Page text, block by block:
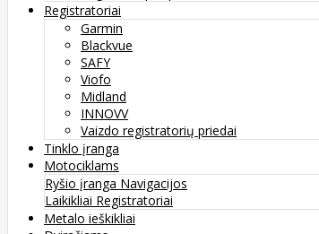
Registratoriai
Garmin
Blackvue
SAFY
Viofo
Midland
INNOVV
Vaizdo registratorių priedai
Tinklo įranga
Motociklams
Ryšio įranga Navigacijos
Laikikliai Registratoriai
Metalo ieškikliai